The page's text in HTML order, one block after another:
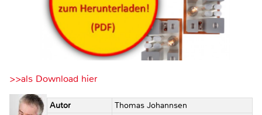
>>als Download hier
Autor
Thomas Johannsen